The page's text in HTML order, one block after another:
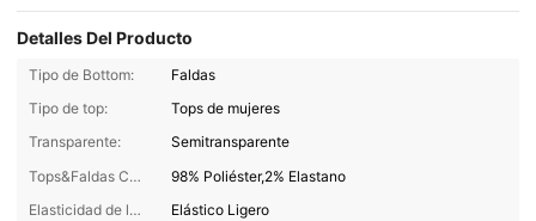
Detalles Del Producto
Tipo de Bottom:
Faldas
Tipo de top:
Tops de mujeres
Transparente:
Semitransparente
Tops&Faldas Composición:
98% Poliéster,2% Elastano
Elasticidad de la tela:
Elástico Ligero